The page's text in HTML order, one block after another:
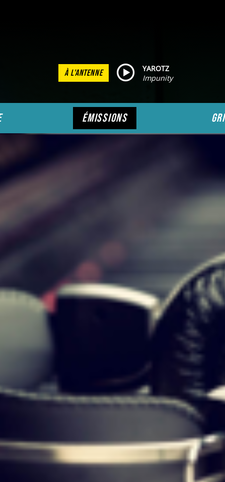
À L'ANTENNE
YAROTZ
Impunity
émissions